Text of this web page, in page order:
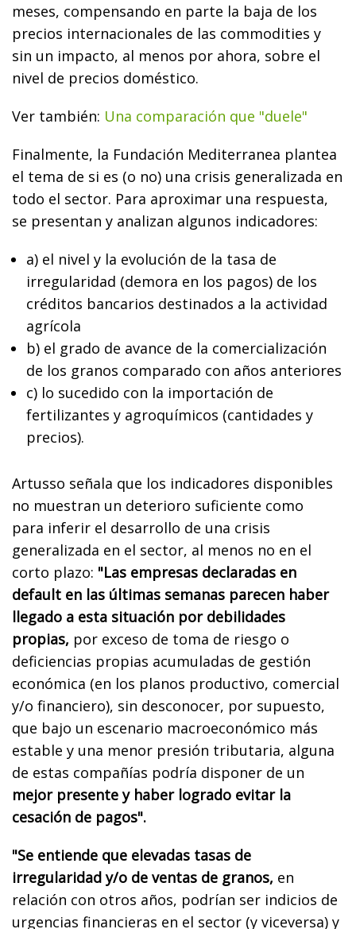
meses, compensando en parte la baja de los
precios internacionales de las commodities y
sin un impacto, al menos por ahora, sobre el
nivel de precios doméstico.
Ver también: Una comparación que "duele"
Finalmente, la Fundación Mediterranea plantea
el tema de si es (o no) una crisis generalizada en
todo el sector. Para aproximar una respuesta,
se presentan y analizan algunos indicadores:
a) el nivel y la evolución de la tasa de
irregularidad (demora en los pagos) de los
créditos bancarios destinados a la actividad
agrícola
b) el grado de avance de la comercialización
de los granos comparado con años anteriores
c) lo sucedido con la importación de
fertilizantes y agroquímicos (cantidades y
precios).
Artusso señala que los indicadores disponibles
no muestran un deterioro suficiente como
para inferir el desarrollo de una crisis
generalizada en el sector, al menos no en el
corto plazo: "Las empresas declaradas en
default en las últimas semanas parecen haber
llegado a esta situación por debilidades
propias, por exceso de toma de riesgo o
deficiencias propias acumuladas de gestión
económica (en los planos productivo, comercial
y/o financiero), sin desconocer, por supuesto,
que bajo un escenario macroeconómico más
estable y una menor presión tributaria, alguna
de estas compañías podría disponer de un
mejor presente y haber logrado evitar la
cesación de pagos".
"Se entiende que elevadas tasas de
irregularidad y/o de ventas de granos, en
relación con otros años, podrían ser indicios de
urgencias financieras en el sector (y viceversa) y